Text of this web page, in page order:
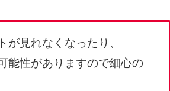
見れなくなったり、
能性がありますので細心の